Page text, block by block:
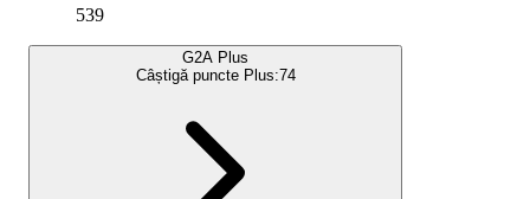
539
G2A Plus
Câștigă puncte Plus:74